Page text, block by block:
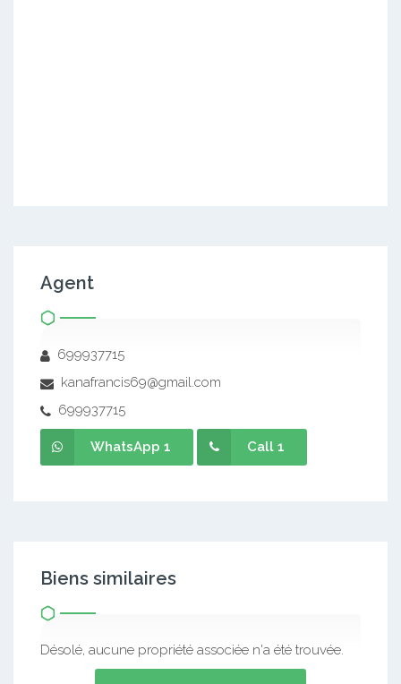
Agent
699937715
kanafrancis69@gmail.com
699937715
WhatsApp 1 Call 1
Biens similaires
Désolé, aucune propriété associée n'a été trouvée.